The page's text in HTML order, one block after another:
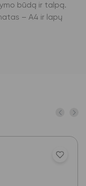
būdą ir talpą.
– A4 ir lapų